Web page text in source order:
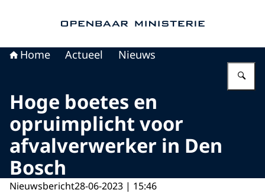
Home Actueel Nieuws
Hoge boetes en
opruimplicht voor
afvalverwerker in Den
Bosch
Nieuwsbericht28-06-2023 | 15:46